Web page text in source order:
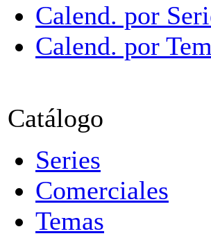
Calend. por
Calend. por
Catálogo
Series
Comerciales
Temas